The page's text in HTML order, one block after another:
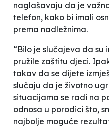
naglašavaju da je
telefon, kako bi imali
prema nadležnima.
“Bilo je slučajeva da su
pružile zaštitu djeci.
takav da se dijete
slučaju da je životno
situacijama se radi na
odnosa u porodici što,
najbolje moguće